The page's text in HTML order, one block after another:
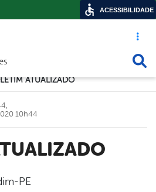
Acesso
ATUALIZADO
10h44
PE
ACESSIBILIDADE